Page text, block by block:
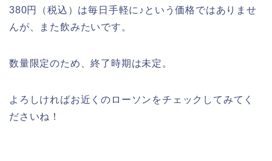
380円（税込）は毎日手軽に♪という価格ではありませ
んが、また飲みたいです。
数量限定のため、終了時期は未定。
よろしければお近くのローソンをチェックしてみてく
ださいね！